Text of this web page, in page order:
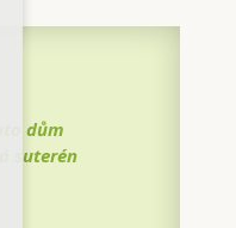
dům
suterén